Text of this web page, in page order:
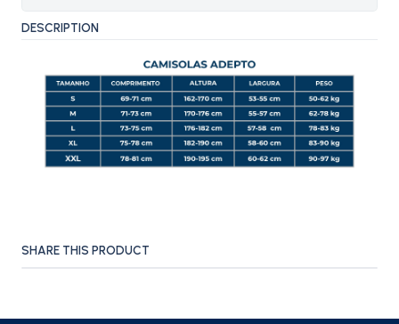
DESCRIPTION
SHARE THIS PRODUCT